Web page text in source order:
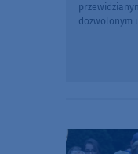
dozwolonym